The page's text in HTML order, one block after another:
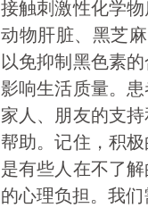
接触刺激性化学
动物肝脏、黑芝
以免抑制黑色素
影响生活质量。
家人、朋友的支
帮助。记住，积
是有些人在不了
的心理负担。我